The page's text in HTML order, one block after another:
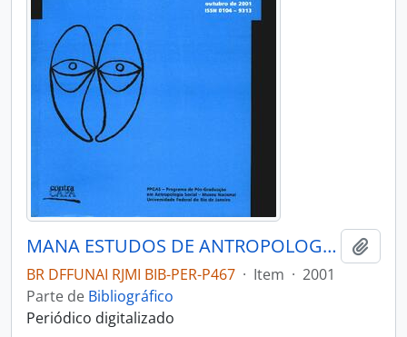
MANA ESTUDOS DE ANTROPOLOGIA SOCIAL - RIO DE JANEIRO UFRJ MUSEU NACIONAL - 2001 - Nº07 - 02
BR DFFUNAI RJMI BIB-PER-P467 · Item · 2001
Parte de Bibliográfico
Periódico digitalizado